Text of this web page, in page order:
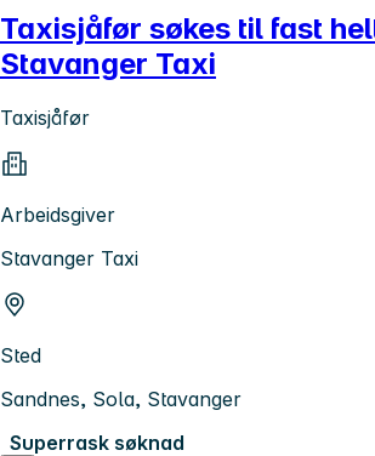
Taxisjåfør søkes til fast
Stavanger Taxi
Taxisjåfør
Arbeidsgiver
Stavanger Taxi
Sted
Sandnes, Sola, Stavanger
Superrask søknad